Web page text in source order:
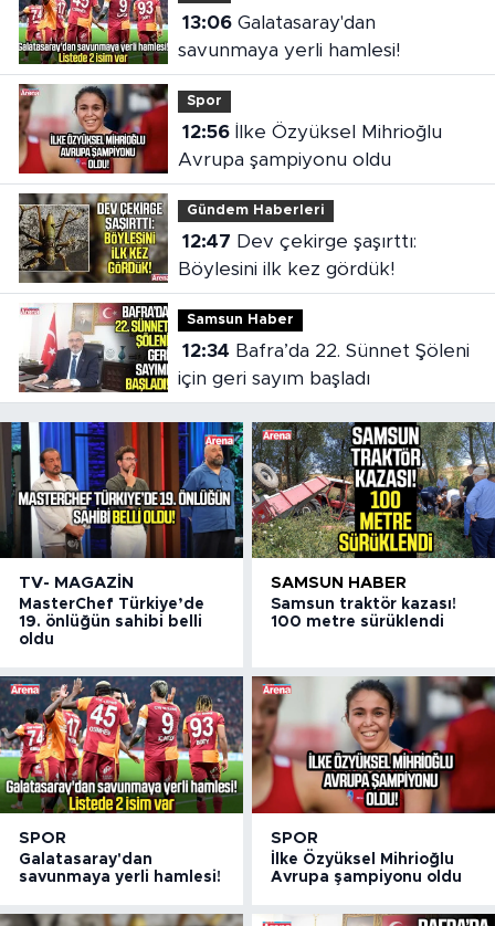
13:06Galatasaray'dan
savunmaya yerli hamlesi!
Spor
12:56İlke Özyüksel Mihrioğlu
Avrupa şampiyonu oldu
Gündem Haberleri
12:47
Böylesini ilk kez gördük!
Samsun Haber
12:34
için geri sayım başladı
TV- MAGAZIN
MasterChef Türkiye’de
19. önlüğün sahibi belli
oldu
SAMSUN HABER
Samsun traktör kazası!
100 metre sürüklendi
SPOR
Galatasaray'dan
savunmaya yerli hamlesi!
SPOR
İlke Özyüksel Mihrioğlu
Avrupa şampiyonu oldu